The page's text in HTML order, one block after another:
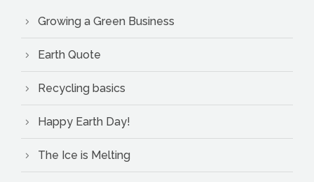
Growing a Green Business
Earth Quote
Recycling basics
Happy Earth Day!
The Ice is Melting